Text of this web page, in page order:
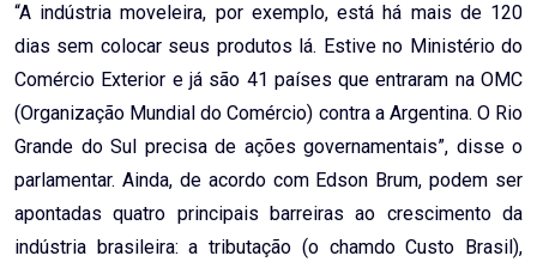
“A indústria moveleira, por exemplo, está há mais de 120
dias sem colocar seus produtos lá. Estive no Ministério do
Comércio Exterior e já são 41 países que entraram na OMC
(Organização Mundial do Comércio) contra a Argentina. O Rio
Grande do Sul precisa de ações governamentais”, disse o
parlamentar. Ainda, de acordo com Edson Brum, podem ser
apontadas quatro principais barreiras ao crescimento da
indústria brasileira: a tributação (o chamdo Custo Brasil),